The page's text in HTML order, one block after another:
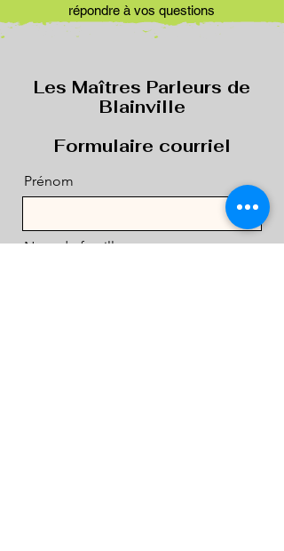
répondre à vos questions
Les Maîtres Parleurs de
Blainville
Formulaire courriel
Prénom
Nom de famille